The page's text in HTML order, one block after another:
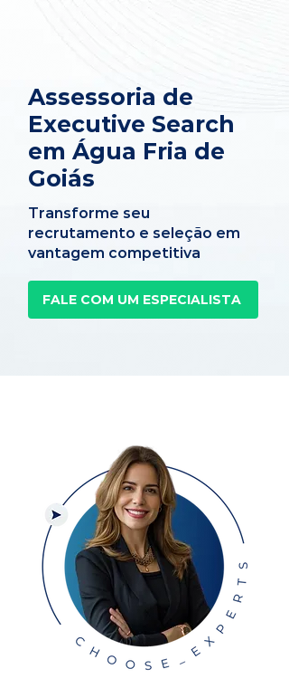
Assessoria de
Executive Search
em Água Fria de
Goiás
Transforme seu
recrutamento e seleção em
vantagem competitiva
FALE COM UM ESPECIALISTA